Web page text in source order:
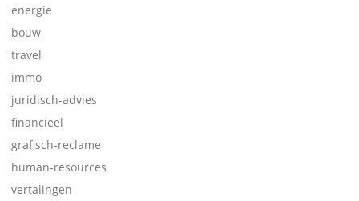
energie
bouw
travel
immo
juridisch-advies
financieel
grafisch-reclame
human-resources
vertalingen